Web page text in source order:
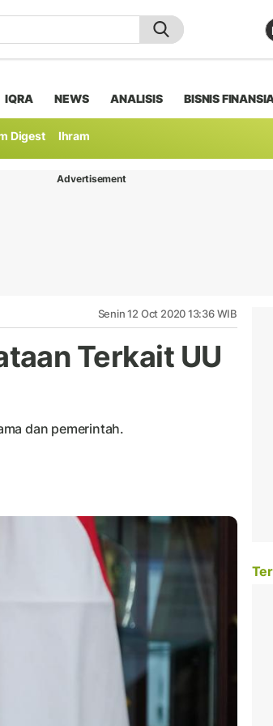
IQRA NEWS ANALISIS BISNIS
Digest Ihram
Advertisement
Senin 12 Oct 2020 13:36 WIB
Terkait UU
dan pemerintah.